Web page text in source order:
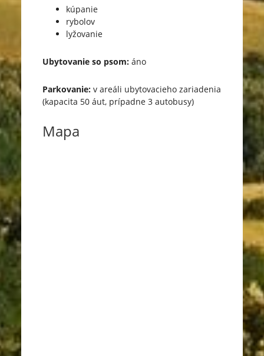
kúpanie
rybolov
lyžovanie
Ubytovanie so psom: áno
Parkovanie: v areáli ubytovacieho zariadenia
(kapacita 50 áut, prípadne 3 autobusy)
Mapa